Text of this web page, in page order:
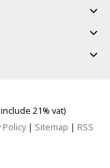
21% vat)
Policy| Sitemap | RSS